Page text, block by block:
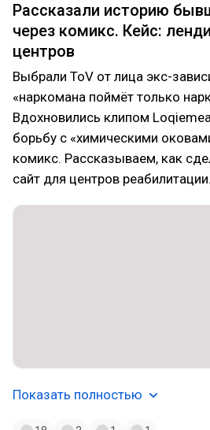
Рассказали историю
через комикс. Кейс:
центров
Выбрали ToV от лица экс-
«наркомана поймёт только
Вдохновились клипом
борьбу с «химическими
комикс. Рассказываем, как
сайт для центров реабилитации.
Показать полностью